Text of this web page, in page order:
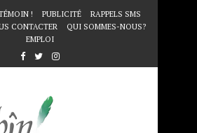
! PUBLICITÉ
RAPPELS SMS
CONTACTER
QUI SOMMES-NOUS?
EMPLOI